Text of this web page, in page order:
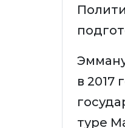
в 2017
туре